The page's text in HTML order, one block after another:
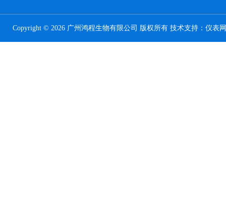
Copyright © 2026 广州鸿程生物有限公司 版权所有 技术支持： 仪表网